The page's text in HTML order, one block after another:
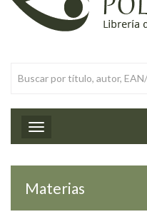
Toggle navigation
Materias